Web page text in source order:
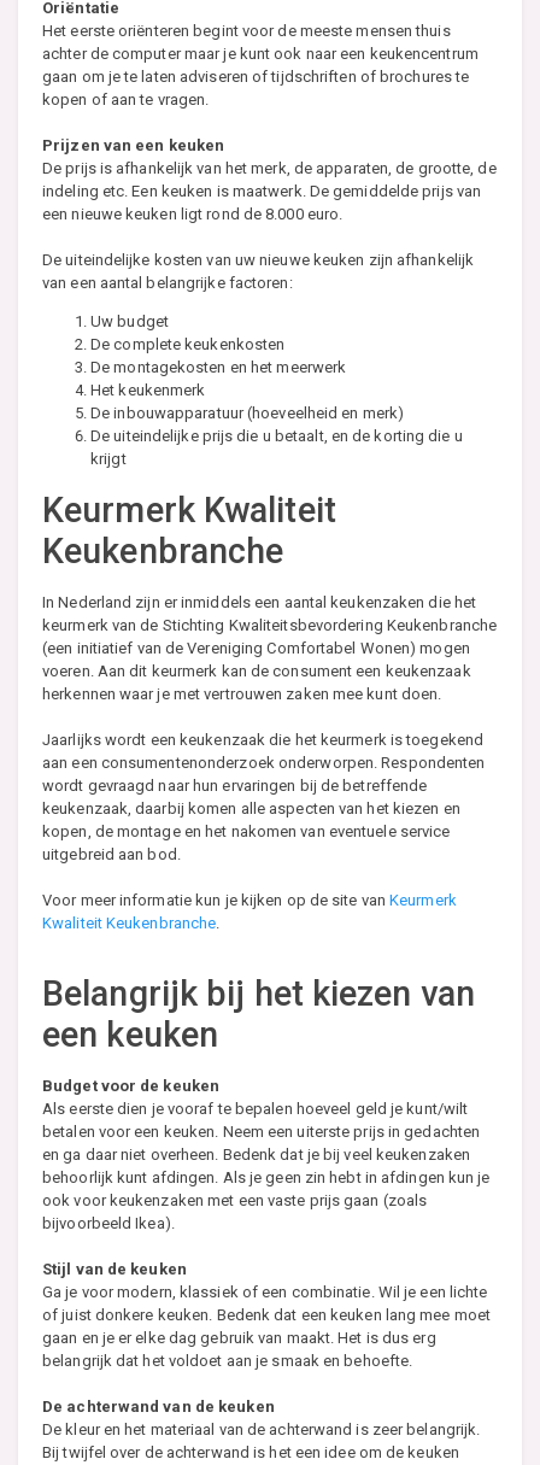
Oriëntatie
Het eerste oriënteren begint voor de meeste mensen thuis
achter de computer maar je kunt ook naar een keukencentrum
gaan om je te laten adviseren of tijdschriften of brochures te
kopen of aan te vragen.
Prijzen van een keuken
De prijs is afhankelijk van het merk, de apparaten, de grootte, de
indeling etc. Een keuken is maatwerk. De gemiddelde prijs van
een nieuwe keuken ligt rond de 8.000 euro.
De uiteindelijke kosten van uw nieuwe keuken zijn afhankelijk
van een aantal belangrijke factoren:
Uw budget
De complete keukenkosten
De montagekosten en het meerwerk
Het keukenmerk
De inbouwapparatuur (hoeveelheid en merk)
De uiteindelijke prijs die u betaalt, en de korting die u
krijgt
Keurmerk Kwaliteit
Keukenbranche
In Nederland zijn er inmiddels een aantal keukenzaken die het
keurmerk van de Stichting Kwaliteitsbevordering Keukenbranche
(een initiatief van de Vereniging Comfortabel Wonen) mogen
voeren. Aan dit keurmerk kan de consument een keukenzaak
herkennen waar je met vertrouwen zaken mee kunt doen.
Jaarlijks wordt een keukenzaak die het keurmerk is toegekend
aan een consumentenonderzoek onderworpen. Respondenten
wordt gevraagd naar hun ervaringen bij de betreffende
keukenzaak, daarbij komen alle aspecten van het kiezen en
kopen, de montage en het nakomen van eventuele service
uitgebreid aan bod.
Voor meer informatie kun je kijken op de site vanKeurmerk
Kwaliteit Keukenbranche.
Belangrijk bij het kiezen van
een keuken
Budget voor de keuken
Als eerste dien je vooraf te bepalen hoeveel geld je kunt/wilt
betalen voor een keuken. Neem een uiterste prijs in gedachten
en ga daar niet overheen. Bedenk dat je bij veel keukenzaken
behoorlijk kunt afdingen. Als je geen zin hebt in afdingen kun je
ook voor keukenzaken met een vaste prijs gaan (zoals
bijvoorbeeld Ikea).
Stijl van de keuken
Ga je voor modern, klassiek of een combinatie. Wil je een lichte
of juist donkere keuken. Bedenk dat een keuken lang mee moet
gaan en je er elke dag gebruik van maakt. Het is dus erg
belangrijk dat het voldoet aan je smaak en behoefte.
De achterwand van de keuken
De kleur en het materiaal van de achterwand is zeer belangrijk.
Bij twijfel over de achterwand is het een idee om de keuken